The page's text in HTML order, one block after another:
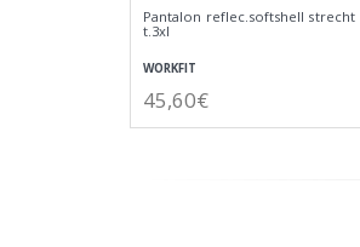
Pantalon reflec.softshell strecht
t.3xl
WORKFIT
45,60€